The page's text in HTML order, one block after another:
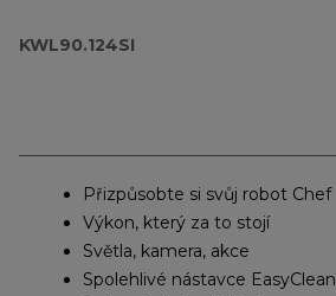
KWL90.124SI
Přizpůsobte si svůj robot Chef
Výkon, který za to stojí
Světla, kamera, akce
Spolehlivé nástavce EasyClean